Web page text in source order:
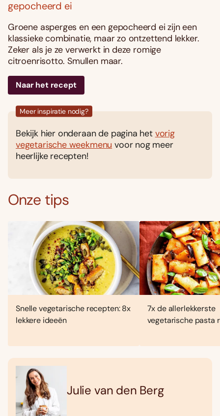
gepocheerd ei
Groene asperges en een gepocheerd ei zijn een
klassieke combinatie, maar zo ontzettend lekker.
Zeker als je ze verwerkt in deze romige
citroenrisotto. Smullen maar.
Naar het recept
Meer inspiratie nodig?
Bekijk hier onderaan de pagina het vorig
vegetarische weekmenu voor nog meer
heerlijke recepten!
Onze tips
Snelle vegetarische recepten: 8x
lekkere ideeën
7x de allerlekkerste
vegetarische pasta
Julie van den Berg